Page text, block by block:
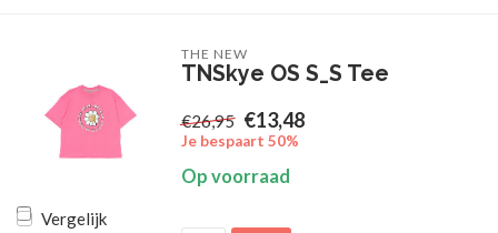
Vergelijk
THE NEW
TNSkye OS S_S Tee
€26,95 €13,48
Je bespaart 50%
Op voorraad